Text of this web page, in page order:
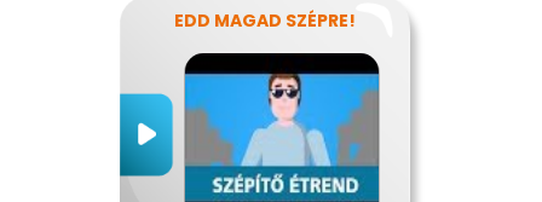
EDD MAGAD SZÉPRE!